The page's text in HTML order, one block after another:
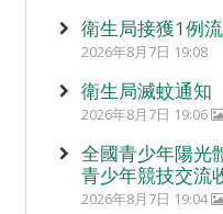
衛生局接獲1例
2026年8月7日 19:08
衛生局滅蚊通知
2026年8月7日 19:06
全國青少年陽光
青少年競技交流
2026年8月7日 19:04